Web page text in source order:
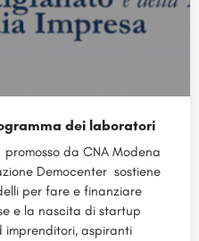
dei laboratori
promosso da CNA Modena
Democenter sostiene
per fare e finanziare
e la nascita di startup
imprenditori, aspiranti